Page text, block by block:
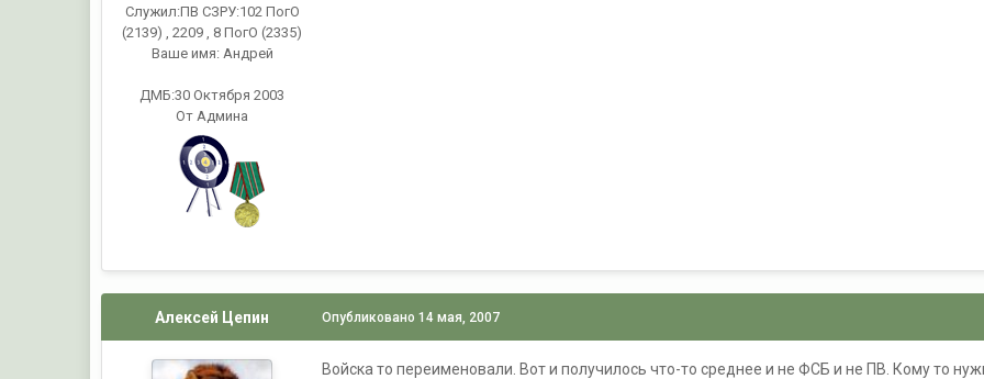
Служил:ПВ СЗРУ:102 ПогО
(2139) , 2209 , 8 ПогО (2335)
Ваше имя:Андрей
ДМБ:30 Октября 2003
От Админа
Алексей Цепин Опубликовано14 мая, 2007
Войска то переименовали. Вот и получилось что-то среднее и не ФСБ и не ПВ. Кому то